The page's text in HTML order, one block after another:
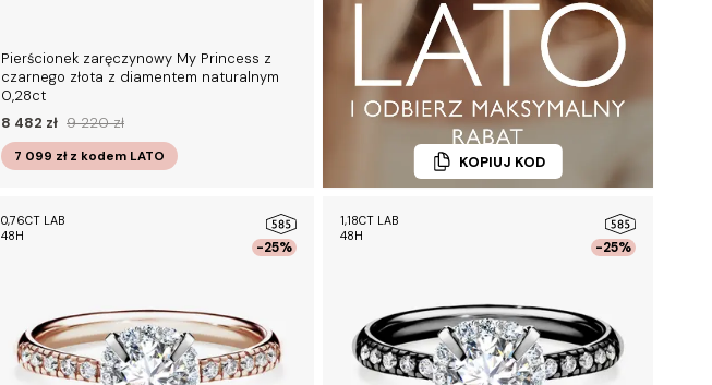
Pierścionek zaręczynowy My Princess z
czarnego złota z diamentem naturalnym
0,28ct
8 482 zł 9 220 zł
7 099 zł z kodem LATO KOPIUJ KOD
-25%
0,76CT LAB
48H
-25%
1,18CT LAB
48H